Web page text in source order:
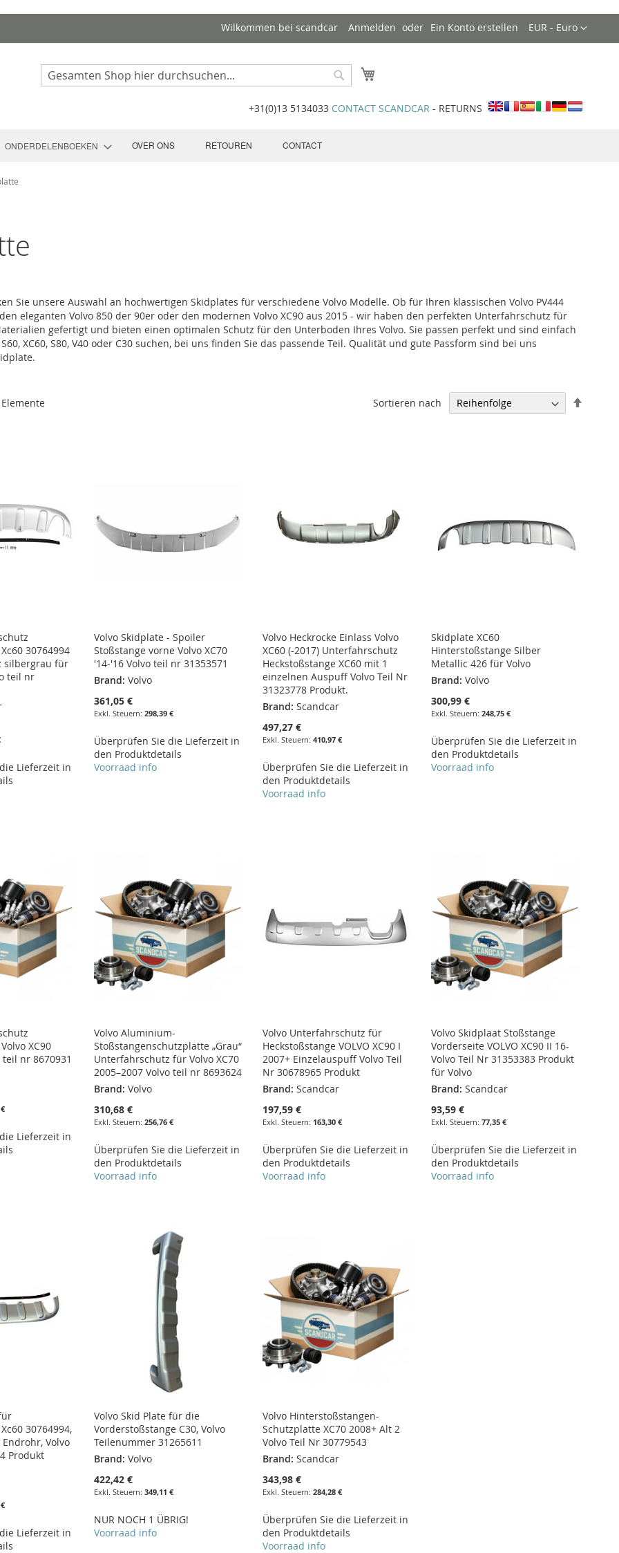
Währung
EUR - Euro
Wilkommen bei scandcar Anmelden Ein Konto erstellen
Search
+31(0)13 5134033 CONTACT SCANDCAR - RETURNS
ONDERDELENBOEKEN OVER ONS RETOUREN CONTACT
Sie unsere Auswahl an hochwertigen Skidplates für verschiedene Volvo Modelle. Ob für Ihren klassischen Volvo PV444
eleganten Volvo 850 der 90er oder den modernen Volvo XC90 aus 2015 - wir haben den perfekten Unterfahrschutz für
gefertigt und bieten einen optimalen Schutz für den Unterboden Ihres Volvo. Sie passen perfekt und sind einfach
XC60, S80, V40 oder C30 suchen, bei uns finden Sie das passende Teil. Qualität und gute Passform sind bei uns
Elemente Sortieren nach
30764994
silbergrau für
teil nr
Lieferzeit in
Volvo Skidplate - Spoiler
Stoßstange vorne Volvo XC70
'14-'16 Volvo teil nr 31353571
Brand: Volvo
361,05 €
298,39 €
Überprüfen Sie die Lieferzeit in
den Produktdetails
Voorraad info
Volvo Heckrocke Einlass Volvo
XC60 (-2017) Unterfahrschutz
Heckstoßstange XC60 mit 1
einzelnen Auspuff Volvo Teil Nr
31323778 Produkt.
Brand: Scandcar
497,27 €
410,97 €
Überprüfen Sie die Lieferzeit in
den Produktdetails
Voorraad info
Skidplate XC60
Hinterstoßstange Silber
Metallic 426 für Volvo
Brand: Volvo
300,99 €
248,75 €
Überprüfen Sie die Lieferzeit in
den Produktdetails
Voorraad info
XC90
teil nr 8670931
Lieferzeit in
Volvo Aluminium-
Stoßstangenschutzplatte „Grau“
Unterfahrschutz für Volvo XC70
2005–2007 Volvo teil nr 8693624
Brand: Volvo
310,68 €
256,76 €
Überprüfen Sie die Lieferzeit in
den Produktdetails
Voorraad info
Volvo Unterfahrschutz für
Heckstoßstange VOLVO XC90 I
2007+ Einzelauspuff Volvo Teil
Nr 30678965 Produkt
Brand: Scandcar
197,59 €
163,30 €
Überprüfen Sie die Lieferzeit in
den Produktdetails
Voorraad info
Volvo Skidplaat Stoßstange
Vorderseite VOLVO XC90 II 16-
Volvo Teil Nr 31353383 Produkt
für Volvo
Brand: Scandcar
93,59 €
77,35 €
Überprüfen Sie die Lieferzeit in
den Produktdetails
Voorraad info
30764994,
Volvo
Produkt
Lieferzeit in
Volvo Skid Plate für die
Vorderstoßstange C30, Volvo
Teilenummer 31265611
Brand: Volvo
422,42 €
349,11 €
NUR NOCH 1 ÜBRIG!
Voorraad info
Volvo Hinterstoßstangen-
Schutzplatte XC70 2008+ Alt 2
Volvo Teil Nr 30779543
Brand: Scandcar
343,98 €
284,28 €
Überprüfen Sie die Lieferzeit in
den Produktdetails
Voorraad info